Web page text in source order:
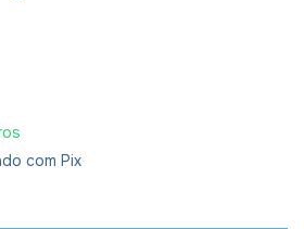
com Pix